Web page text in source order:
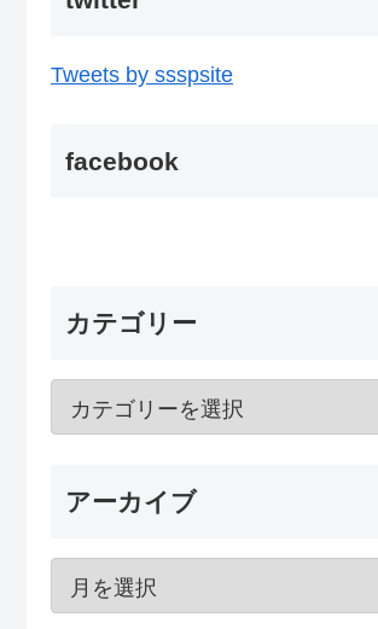
Tweets by ssspsite
facebook
カテゴリー
アーカイブ